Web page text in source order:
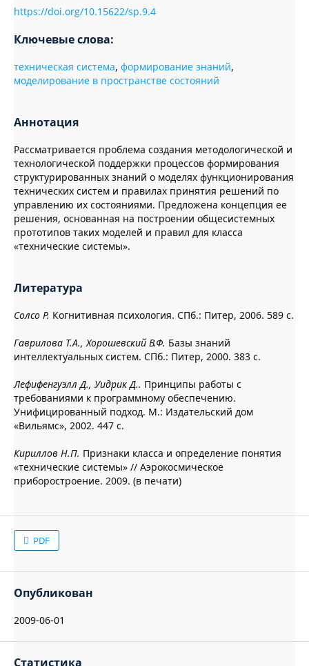
https://doi.org/10.15622/sp.9.4
Ключевые слова:
техническая система, формирование знаний,
моделирование в пространстве состояний
Аннотация
Рассматривается проблема создания методологической и
технологической поддержки процессов формирования
структурированных знаний о моделях функционирования
технических систем и правилах принятия решений по
управлению их состояниями. Предложена концепция ее
решения, основанная на построении общесистемных
прототипов таких моделей и правил для класса
«технические системы».
Литература
Солсо Р. Когнитивная психология. СПб.: Питер, 2006. 589 с.
Гаврилова Т.А., Хорошевский В.Ф. Базы знаний
интеллектуальных систем. СПб.: Питер, 2000. 383 с.
Лефифенгуэлл Д., Уидрик Д.. Принципы работы с
требованиями к программному обеспечению.
Унифицированный подход. М.: Издательский дом
«Вильямс», 2002. 447 с.
Кириллов Н.П. Признаки класса и определение понятия
«технические системы» // Аэрокосмическое
приборостроение. 2009. (в печати)
PDF
Опубликован
2009-06-01
Статистика